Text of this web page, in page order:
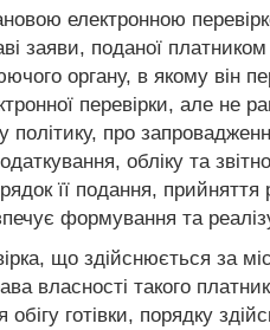
електронною
заяви, поданої
органу, в якому він
перевірки, але не
про
обліку та
її подання,
формування та
що здійснюється за
власності такого
готівки, порядку